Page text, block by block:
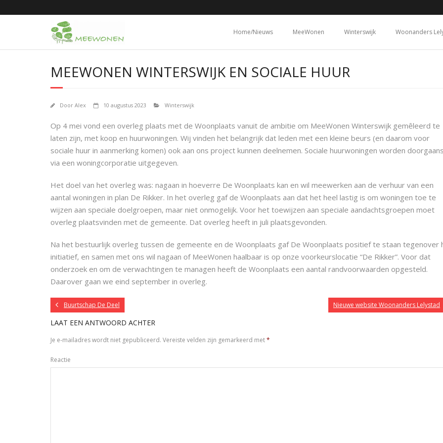
naar
Home/Nieuws
MeeWonen Winterswijk Woonanders
MEEWONEN WINTERSWIJK EN SOCIALE HUUR
Door Alex 10 augustus 2023 Winterswijk
Op 4 mei vond een overleg plaats met de Woonplaats vanuit de ambitie om MeeWonen Winterswijk gemêleerd te
laten zijn, met koop en huurwoningen. Wij vinden het belangrijk dat leden met een kleine beurs (en daarom voor
sociale huur in aanmerking komen) ook aan ons project kunnen deelnemen. Sociale huurwoningen worden
via een woningcorporatie uitgegeven.
Het doel van het overleg was: nagaan in hoeverre De Woonplaats kan en wil meewerken aan de verhuur van een
aantal woningen in plan De Rikker. In het overleg gaf de Woonplaats aan dat het heel lastig is om woningen toe te
wijzen aan speciale doelgroepen, maar niet onmogelijk. Voor het toewijzen aan speciale aandachtsgroepen moet
overleg plaatsvinden met de gemeente. Dat overleg heeft in juli plaatsgevonden.
Na het bestuurlijk overleg tussen de gemeente en de Woonplaats gaf De Woonplaats positief te staan tegenover
initiatief, en samen met ons wil nagaan of MeeWonen haalbaar is op onze voorkeurslocatie “De Rikker”. Voor dat
onderzoek en om de verwachtingen te managen heeft de Woonplaats een aantal randvoorwaarden opgesteld.
Daarover gaan we eind september in overleg.
Buurtschap De Deel Nieuwe website Woonanders Lelystad
LAAT EEN ANTWOORD ACHTER
Je e-mailadres wordt niet gepubliceerd. Vereiste velden zijn gemarkeerd met*
Reactie